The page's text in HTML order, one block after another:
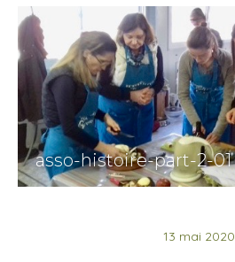
asso-histoire-part-2-01
13 mai 2020